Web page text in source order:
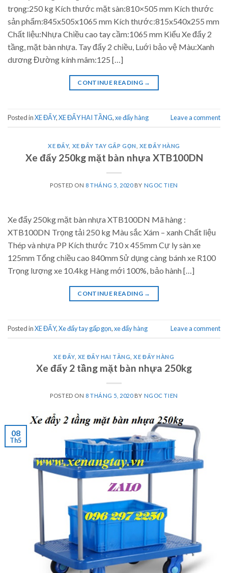
trọng:250 kg Kích thước mặt sàn:810×505 mm Kích thước
sản phẩm:845x505x1065 mm Kích thước:815x540x255 mm
Chất liệu:Nhựa Chiều cao tay cầm:1065 mm Kiểu Xe đẩy 2
tầng, mặt bàn nhựa. Tay đẩy 2 chiều, Luới bảo vệ Màu:Xanh
dương Đường kính mâm:125 […]
CONTINUE READING →
Posted inXE ĐẨY,XE ĐẨY HAI TẦNG,xe đẩy hàng Leave a comment
XE ĐẨY, XE ĐẨY TAY GẤP GỌN XE ĐẨY HÀNG
Xe đẩy 250kg mặt bàn nhựa XTB100DN
POSTED ON 8 THÁNG 5, 2020BY NGOC TIEN
Xe đẩy 250kg mặt bàn nhựa XTB100DN Mã hàng :
XTB100DN Trọng tải 250 kg Màu sắc Xám – xanh Chất liệu
Thép và nhựa PP Kích thước 710 x 455mm Cự ly sàn xe
125mm Tổng chiều cao 840mm Sử dụng càng bánh xe R100
Trọng lượng xe 10.4kg Hàng mới 100%, bảo hành […]
CONTINUE READING →
Posted inXE ĐẨY,Xe đẩy tay gấp gọn,xe đẩy hàng Leave a comment
XE ĐẨY, XE ĐẨY HAI TẦNG ,XE ĐẨY HÀNG
Xe đẩy 2 tầng mặt bàn nhựa 250kg
POSTED ON 8 THÁNG 5, 2020BY NGOC TIEN
08
Th5